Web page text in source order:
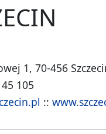
1, 70-456
105
::